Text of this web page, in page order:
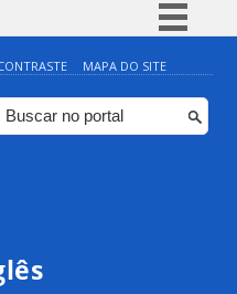
Simplifique!
Comunica BR
Participe
MAPA DO SITE